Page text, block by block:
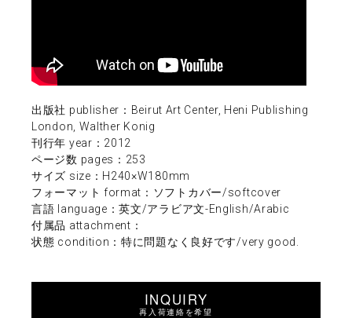
出版社 publisher：Beirut Art Center, Heni Publishing
London, Walther Konig
刊行年 year：2012
ページ数 pages：253
サイズ size：H240×W180mm
フォーマット format：ソフトカバー/softcover
言語 language：英文/アラビア文-English/Arabic
付属品 attachment：
状態 condition：特に問題なく良好です/very good.
INQUIRY
再入荷連絡を希望